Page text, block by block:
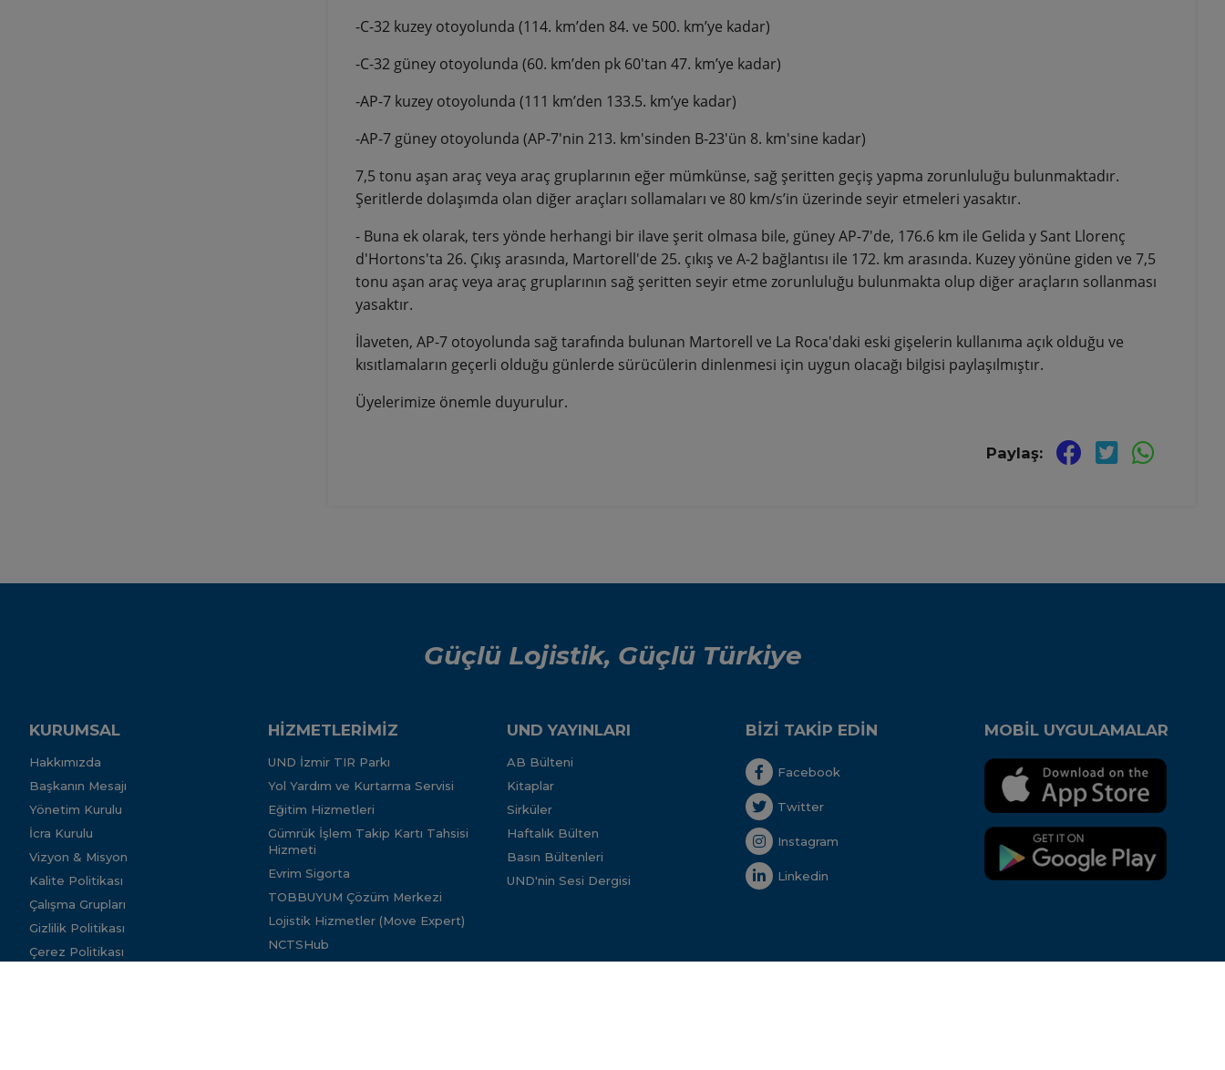
-C-32 kuzey otoyolunda (114. km’den 84. ve 500. km’ye kadar)
-C-32 güney otoyolunda (60. km’den pk 60'tan 47. km’ye kadar)
-AP-7 kuzey otoyolunda (111 km’den 133.5. km’ye kadar)
-AP-7 güney otoyolunda (AP-7'nin 213. km'sinden B-23'ün 8. km'sine kadar)
7,5 tonu aşan araç veya araç gruplarının eğer mümkünse, sağ şeritten geçiş yapma zorunluluğu bulunmaktadır.
Şeritlerde dolaşımda olan diğer araçları sollamaları ve 80 km/s’in üzerinde seyir etmeleri yasaktır.
- Buna ek olarak, ters yönde herhangi bir ilave şerit olmasa bile, güney AP-7'de, 176.6 km ile Gelida y Sant Llorenç
d'Hortons'ta 26. Çıkış arasında, Martorell'de 25. çıkış ve A-2 bağlantısı ile 172. km arasında. Kuzey yönüne giden ve 7,5
tonu aşan araç veya araç gruplarının sağ şeritten seyir etme zorunluluğu bulunmakta olup diğer araçların sollanması
yasaktır.
İlaveten, AP-7 otoyolunda sağ tarafında bulunan Martorell ve La Roca'daki eski gişelerin kullanıma açık olduğu ve
kısıtlamaların geçerli olduğu günlerde sürücülerin dinlenmesi için uygun olacağı bilgisi paylaşılmıştır.
Üyelerimize önemle duyurulur.
Paylaş:
Güçlü Lojistik, Güçlü Türkiye
KURUMSAL
Hakkımızda
Başkanın Mesajı
Yönetim Kurulu
İcra Kurulu
Vizyon & Misyon
Kalite Politikası
Çalışma Grupları
Gizlilik Politikası
Çerez Politikası
HİZMETLERİMİZ
UND İzmir TIR Parkı
Yol Yardım ve Kurtarma Servisi
Eğitim Hizmetleri
Gümrük İşlem Takip Kartı Tahsisi
Hizmeti
Evrim Sigorta
TOBBUYUM Çözüm Merkezi
Lojistik Hizmetler (Move Expert)
NCTSHub
UND YAYINLARI
AB Bülteni
Kitaplar
Sirküler
Haftalık Bülten
Basın Bültenleri
UND'nin Sesi Dergisi
BİZİ TAKİP EDİN
Facebook
Twitter
Instagram
Linkedin
MOBİL UYGULAMALAR